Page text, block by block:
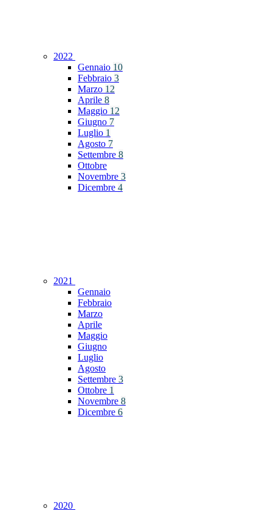
2022
Gennaio 10
Febbraio 3
Marzo 12
Aprile 8
Maggio 12
Giugno 7
Luglio 1
Agosto 7
Settembre 8
Ottobre
Novembre 3
Dicembre 4
2021
Gennaio
Febbraio
Marzo
Aprile
Maggio
Giugno
Luglio
Agosto
Settembre 3
Ottobre 1
Novembre 8
Dicembre 6
2020